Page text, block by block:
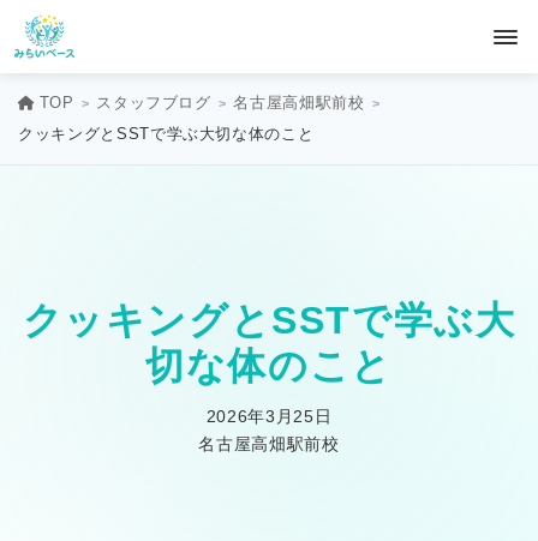
TOP スタッフブログ
名古屋高畑駅前校
クッキングとSSTで学ぶ大切な体のこと
クッキングとSSTで学ぶ大
切な体のこと
2026年3月25日
名古屋高畑駅前校